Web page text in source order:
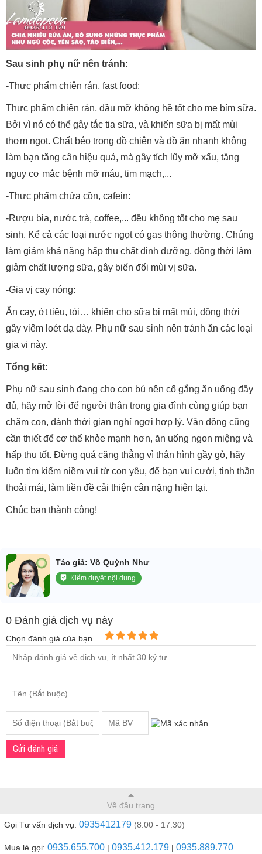
Sau sinh phụ nữ nên tránh:
-Thực phẩm chiên rán, fast food:
Thực phẩm chiên rán, dầu mỡ không hề tốt cho mẹ bỉm sữa.
Bởi vì nó có thể gây tắc tia sữa, và khiến sữa bị mất mùi
thơm ngọt. Chất béo trong đồ chiên và đồ ăn nhanh không
làm bạn tăng cân hiệu quả, mà gây tích lũy mỡ xấu, tăng
nguy cơ mắc bệnh mỡ máu, tim mạch,...
-Thực phẩm chứa cồn, cafein:
-Rượu bia, nước trà, coffee,... đều không tốt cho mẹ sau
sinh. Kể cả các loại nước ngọt có gas thông thường. Chúng
làm giảm khả năng hấp thu chất dinh dưỡng, đồng thời làm
giảm chất lượng sữa, gây biến đổi mùi vị sữa.
-Gia vị cay nóng:
Ăn cay, ớt tiêu, tỏi… khiến cho sữa bị mất mùi, đồng thời
gây viêm loét dạ dày. Phụ nữ sau sinh nên tránh ăn các loại
gia vị này.
Tổng kết:
Phụ nữ sau sinh đang cho con bú nên cố gắng ăn uống đầy
đủ, hãy mở lời để người thân trong gia đình cùng giúp bạn
chăm con, dành thời gian nghỉ ngơi hợp lý. Vận động cũng
cần thiết để cơ thể khỏe mạnh hơn, ăn uống ngon miệng và
hấp thu tốt. Đừng quá căng thẳng vì thân hình gầy gò, hãy
luôn tìm kiếm niềm vui từ con yêu, để bạn vui cười, tinh thần
thoải mái, làm tiền đề cải thiện cân nặng hiện tại.
Chúc bạn thành công!
Tác giả: Võ Quỳnh Như
Kiểm duyệt nội dung
0 Đánh giá dịch vụ này
Chọn đánh giá của bạn
Gửi đánh giá
Về đầu trang
Gọi Tư vấn dịch vụ: 0935412179 (8:00 - 17:30)
Mua lẻ gọi: 0935.655.700 | 0935.412.179 | 0935.889.770